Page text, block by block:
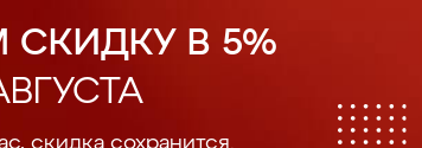
В 5%
скидка сохранится.